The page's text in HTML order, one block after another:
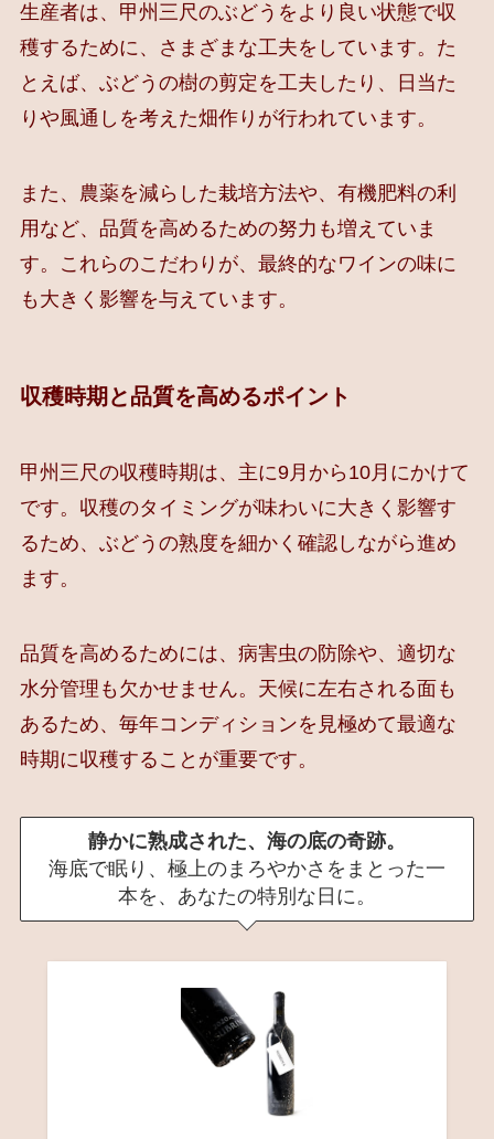
生産者は、甲州三尺のぶどうをより良い状態で収
穫するために、さまざまな工夫をしています。た
とえば、ぶどうの樹の剪定を工夫したり、日当た
りや風通しを考えた畑作りが行われています。
また、農薬を減らした栽培方法や、有機肥料の利
用など、品質を高めるための努力も増えていま
す。これらのこだわりが、最終的なワインの味に
も大きく影響を与えています。
収穫時期と品質を高めるポイント
甲州三尺の収穫時期は、主に9月から10月にかけて
です。収穫のタイミングが味わいに大きく影響す
るため、ぶどうの熟度を細かく確認しながら進め
ます。
品質を高めるためには、病害虫の防除や、適切な
水分管理も欠かせません。天候に左右される面も
あるため、毎年コンディションを見極めて最適な
時期に収穫することが重要です。
静かに熟成された、海の底の奇跡。
海底で眠り、極上のまろやかさをまとった一
本を、あなたの特別な日に。